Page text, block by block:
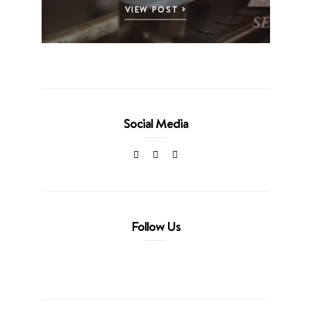
VIEW POST
Social Media
Follow Us